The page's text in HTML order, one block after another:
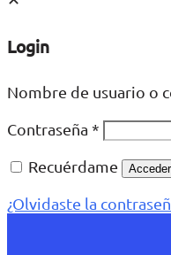
Login
Nombre de usuario o
Contraseña *
Recuérdame
Acceder
¿Olvidaste la